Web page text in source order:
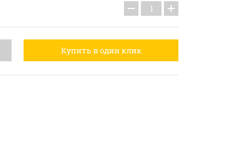
− +
Купить в один клик